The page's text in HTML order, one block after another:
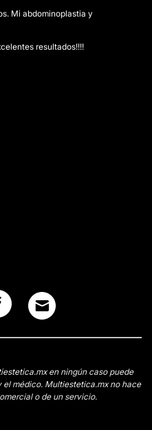
Mi abdominoplastia y
resultados!!!!
en ningún caso puede
médico. Multiestetica.mx no hace
o de un servicio.